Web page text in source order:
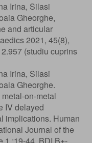
Irina, Silasi
Gheorghe,
and articular
2021, 45(8),
(studiu cuprins
Irina, Silasi
Gheorghe.
on-metal
IV delayed
implications. Human
Journal of the